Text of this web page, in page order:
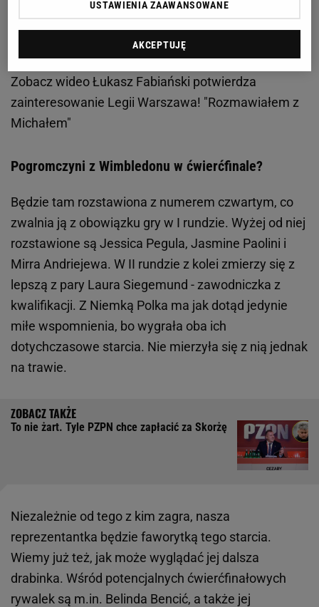
Zobacz wideoŁukasz Fabiański potwierdza
zainteresowanie Legii Warszawa! "Rozmawiałem z
Michałem"
Pogromczyni z Wimbledonu w ćwierćfinale?
Będzie tam rozstawiona z numerem czwartym, co
zwalnia ją z obowiązku gry w I rundzie. Wyżej od niej
rozstawione są Jessica Pegula, Jasmine Paolini i
Mirra Andriejewa. W II rundzie z kolei zmierzy się z
lepszą z pary Laura Siegemund - zawodniczka z
kwalifikacji. Z Niemką Polka ma jak dotąd jedynie
miłe wspomnienia, bo wygrała oba ich
dotychczasowe starcia. Nie mierzyła się z nią jednak
na trawie.
To nie żart. Tyle PZPN chce zapłacić za Skorżę
Niezależnie od tego z kim zagra, nasza
reprezentantka będzie faworytką tego starcia.
Wiemy już też, jak może wyglądać jej dalsza
drabinka. Wśród potencjalnych ćwierćfinałowych
rywalek są m.in. Belinda Bencić, a także jej
USTAWIENIA ZAAWANSOWANE
AKCEPTUJĘ